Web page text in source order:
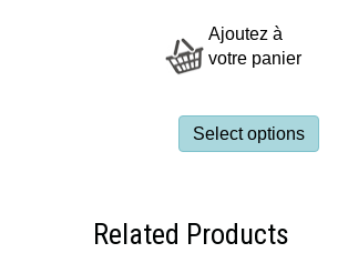
Ajoutez à
votre panier
Select options
Related Products